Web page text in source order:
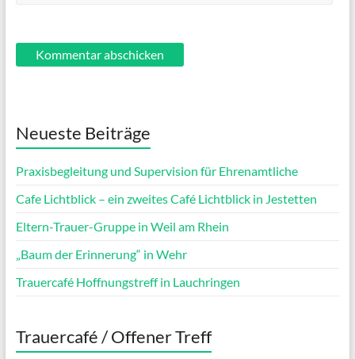
Neueste Beiträge
Praxisbegleitung und Supervision für Ehrenamtliche
Cafe Lichtblick – ein zweites Café Lichtblick in Jestetten
Eltern-Trauer-Gruppe in Weil am Rhein
„Baum der Erinnerung“ in Wehr
Trauercafé Hoffnungstreff in Lauchringen
Trauercafé / Offener Treff